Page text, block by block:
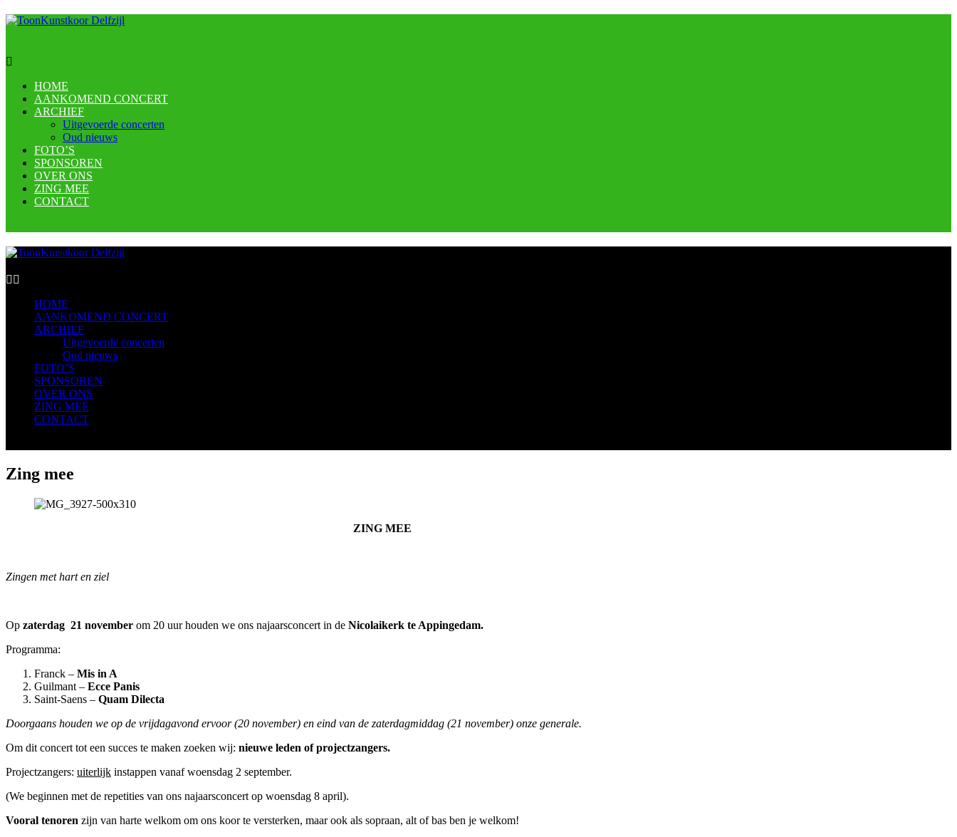
HOME
AANKOMEND CONCERT
ARCHIEF
Uitgevoerde concerten
Oud nieuws
FOTO’S
SPONSOREN
OVER ONS
ZING MEE
CONTACT
HOME
AANKOMEND CONCERT
ARCHIEF
Uitgevoerde concerten
Oud nieuws
FOTO’S
SPONSOREN
OVER ONS
ZING MEE
CONTACT
Zing mee
ZING MEE
Zingen met hart en ziel
Op zaterdag 21 november om 20 uur houden we ons najaarsconcert in de Nicolaikerk te Appingedam.
Programma:
Franck – Mis in A
Guilmant – Ecce Panis
Saint-Saens – Quam Dilecta
Doorgaans houden we op de vrijdagavond ervoor (20 november) en eind van de zaterdagmiddag (21 november) onze generale.
Om dit concert tot een succes te maken zoeken wij: nieuwe leden of projectzangers.
Projectzangers: uiterlijk instappen vanaf woensdag 2 september.
(We beginnen met de repetities van ons najaarsconcert op woensdag 8 april).
Vooral tenoren zijn van harte welkom om ons koor te versterken, maar ook als sopraan, alt of bas ben je welkom!